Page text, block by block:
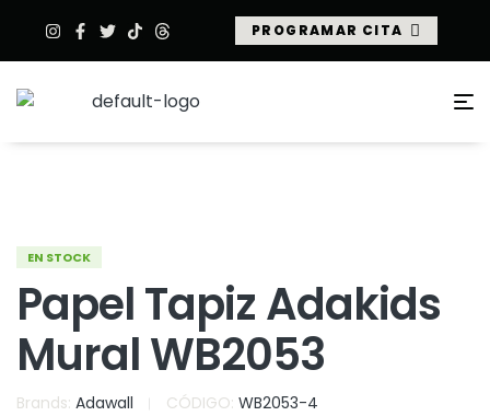
PROGRAMAR CITA
EN STOCK
Papel Tapiz Adakids
Mural WB2053
Brands: Adawall CÓDIGO: WB2053-4